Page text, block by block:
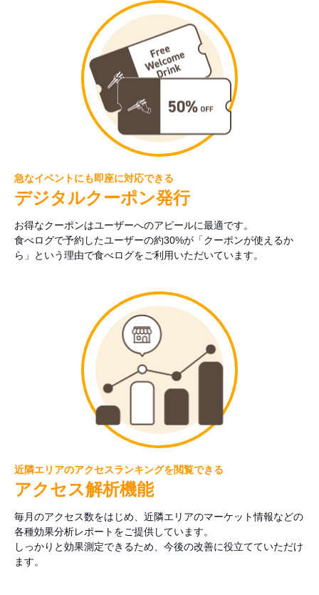
急なイベントにも即座に対応できる
デジタルクーポン発行
お得なクーポンはユーザーへのアピールに最適です。
食べログで予約したユーザーの約30%が「クーポンが使えるか
ら」という理由で食べログをご利用いただいています。
近隣エリアのアクセスランキングを閲覧できる
アクセス解析機能
毎月のアクセス数をはじめ、近隣エリアのマーケット情報などの
各種効果分析レポートをご提供しています。
しっかりと効果測定できるため、今後の改善に役立てていただけ
ます。